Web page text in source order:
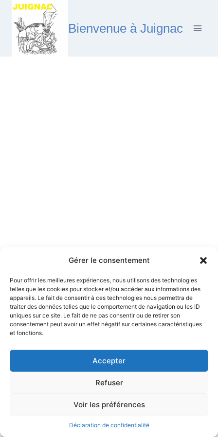
Gérer le consentement
Pour offrir les meilleures expériences, nous utilisons des technologies
telles que les cookies pour stocker et/ou accéder aux informations des
appareils. Le fait de consentir à ces technologies nous permettra de
traiter des données telles que le comportement de navigation ou les ID
uniques sur ce site. Le fait de ne pas consentir ou de retirer son
consentement peut avoir un effet négatif sur certaines caractéristiques
et fonctions.
Accepter
Refuser
Voir les préférences
Déclaration de confidentialité
Aller
contenu
Bienvenue à Juignac
Mentions légales et politique de confidentialité